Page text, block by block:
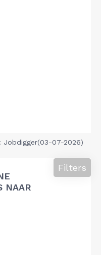
Jobdigger(03-07-2026)
NAAR
Filters